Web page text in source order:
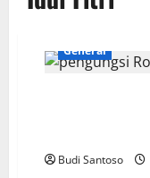
General
Budi Santoso